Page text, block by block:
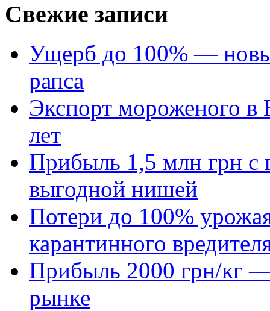
Свежие записи
Ущерб до 100% —
рапса
Экспорт мороженого в
лет
Прибыль 1,5 млн грн с
выгодной нишей
Потери до 100%
карантинного
Прибыль 2000 грн/кг —
рынке